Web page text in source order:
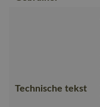
Technische tekst